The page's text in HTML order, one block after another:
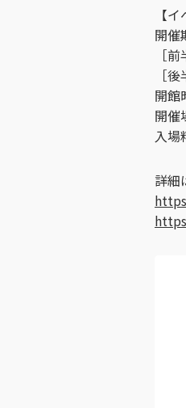
【
開催
［
［
開館
開催
入
詳細